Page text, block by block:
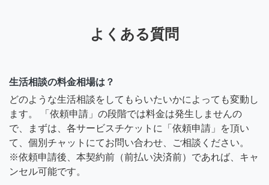
よくある質問
生活相談の料金相場は？
どのような生活相談をしてもらいたいかによっても変動し
ます。 「依頼申請」の段階では料金は発生しませんの
で、まずは、各サービスチケットに「依頼申請」を頂い
て、個別チャットにてお問い合わせ、ご相談ください。
※依頼申請後、本契約前（前払い決済前）であれば、キャ
ンセル可能です。